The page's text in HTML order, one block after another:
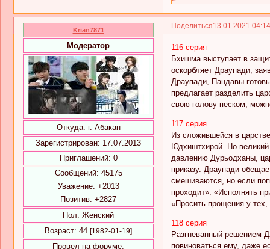
Поделиться13.01.2021
Krian7871
Модератор
Откуда: г. Абакан
Зарегистрирован: 17.07.2013
Приглашений: 0
Сообщений: 45175
Уважение: +2013
Позитив: +2827
Пол: Женский
Возраст: 44 [1982-01-19]
Провел на форуме:
116 серия
Бхишма выступает в
оскорбляет Драупади,
Драупади, Пандавы
предлагает разделить
свою голову песком,
117 серия
Из сложившейся в
Юдхиштхирой. Но
давлению Дурьодханы,
приказу. Драупади
смешиваются, но если
проходит». «Исполнять
«Просить прощения у тех,
118 серия
Разгневанный решением
повиноваться ему, даже